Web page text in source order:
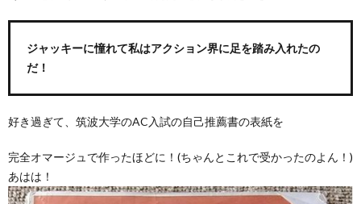
ジャッキーに憧れて私はアクション界に足を踏み入れたの
だ！
好き過ぎて、筑波大学のAC入試の自己推薦書の表紙を
完全オマージュで作ったほどに！(ちゃんとこれで受かったのよん！)
あはは！